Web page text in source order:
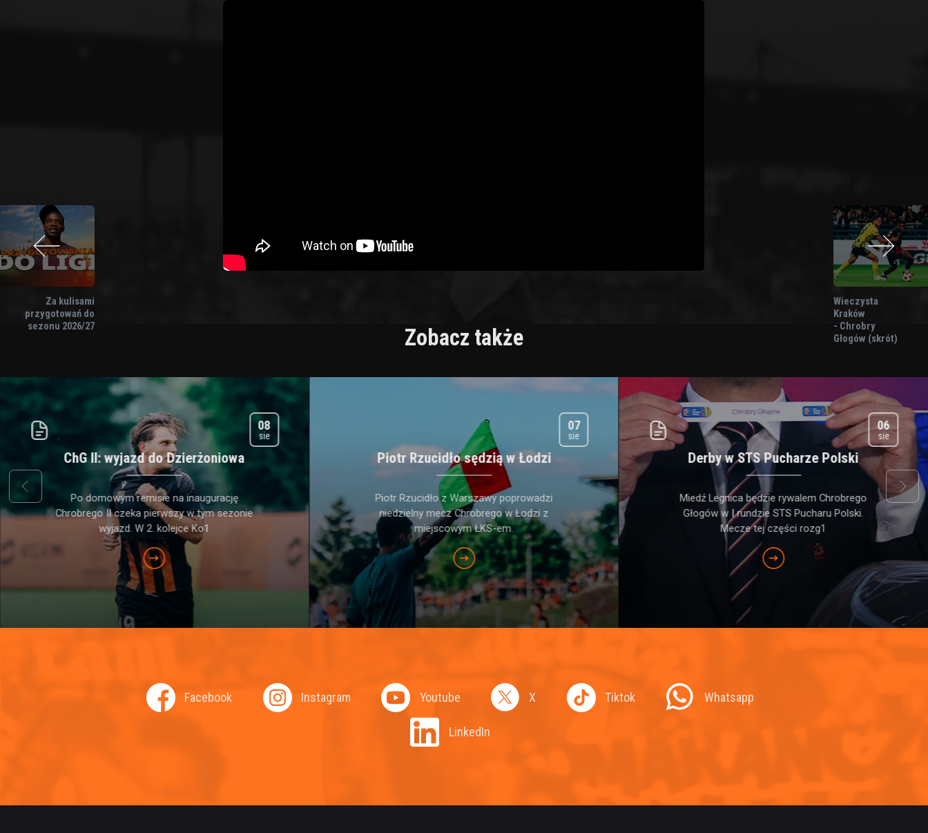
Za kulisami
przygotowań do
sezonu 2026/27
Wieczysta
Kraków
- Chrobry
Głogów (skrót)
Zobacz także
prev
08
sie
ChG II: wyjazd do Dzierżoniowa
Po domowym remisie na inaugurację
Chrobrego II czeka pierwszy w tym sezonie
wyjazd. W 2. kolejce Ko1
07
sie
Piotr Rzucidło sędzią w Łodzi
Piotr Rzucidło z Warszawy poprowadzi
niedzielny mecz Chrobrego w Łodzi z
miejscowym ŁKS-em.
06
sie
Derby w STS Pucharze Polski
Miedź Legnica będzie rywalem Chrobrego
Głogów w I rundzie STS Pucharu Polski.
Mecze tej części rozg1
Facebook Instagram Youtube X Tiktok Whatsapp
LinkedIn